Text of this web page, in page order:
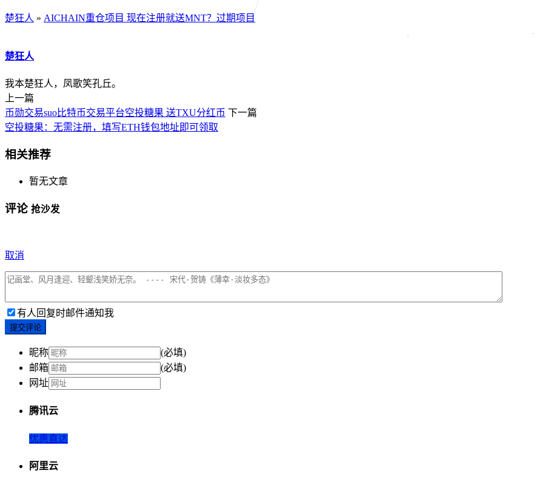
楚狂人 » AICHAIN重仓项目 现在注册就送MNT？过期项目
楚狂人
我本楚狂人，凤歌笑孔丘。
上一篇
币勋交易suo比特币交易平台空投糖果 送TXU分红币 下一篇
空投糖果：无需注册，填写ETH钱包地址即可领取
相关推荐
暂无文章
评论 抢沙发
取消
有人回复时邮件通知我
提交评论
昵称
(必填)
邮箱
(必填)
网址
腾讯云
优惠直达
阿里云